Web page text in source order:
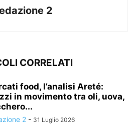
2
CORRELATI
food, l’analisi Areté:
in movimento tra oli, uova,
2 - 31 Luglio 2026